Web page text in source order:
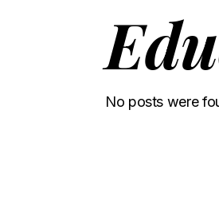
No posts were